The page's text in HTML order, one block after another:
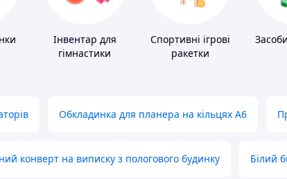
Інвентар для
гімнастики
Спортивні ігрові
ракетки
Обкладинка для планера на кільцях А6
конверт на виписку з пологового будинку Білий